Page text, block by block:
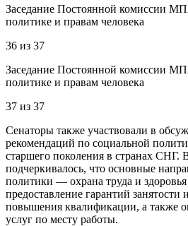
Заседание Постоянной комиссии
политике и правам человека
36 из 37
Заседание Постоянной комиссии
политике и правам человека
37 из 37
Сенаторы также участвовали в
рекомендаций по социальной
старшего поколения в странах СНГ.
подчеркивалось, что основные
политики — охрана труда и
предоставление гарантий занятости
повышения квалификации, а также
услуг по месту работы.